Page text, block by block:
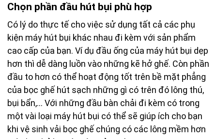
Chọn phần đầu hút bụi phù hợp
Có lý do thực tế cho việc sử dụng tất cả các phụ
kiện máy hút bụi khác nhau đi kèm với sản phẩm
cao cấp của bạn. Ví dụ đầu ống của máy hút bụi dẹp
hơn thì dễ dàng luồn vào những kẽ hở ghế. Còn phần
đầu to hơn có thể hoạt động tốt trên bề mặt phẳng
của bọc ghế hút sạch những gì có trên đó lông thú,
bụi bẩn,... Với những đầu bàn chải đi kèm có trong
một vài loại máy hút bụi có thể sẽ giúp ích cho bạn
khi vệ sinh vải bọc ghế chúng có các lông mềm hơn